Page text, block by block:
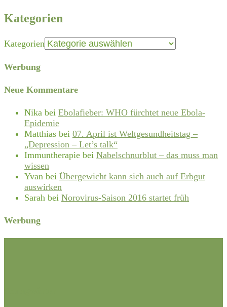
Kategorien
Kategorien
Werbung
Neue Kommentare
Nika bei Ebolafieber: WHO fürchtet neue Ebola-
Epidemie
Matthias bei 07. April ist Weltgesundheitstag –
„Depression – Let’s talk“
Immuntherapie bei Nabelschnurblut – das muss man
wissen
Yvan bei Übergewicht kann sich auch auf Erbgut
auswirken
Sarah bei Norovirus-Saison 2016 startet früh
Werbung